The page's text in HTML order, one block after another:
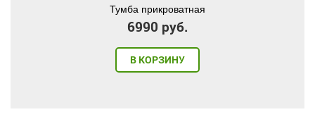
Тумба прикроватная
6990 руб.
В КОРЗИНУ